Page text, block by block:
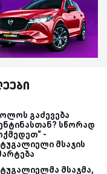
გაძევება
სწორად
-
მსაჯის
მსაჯმა,